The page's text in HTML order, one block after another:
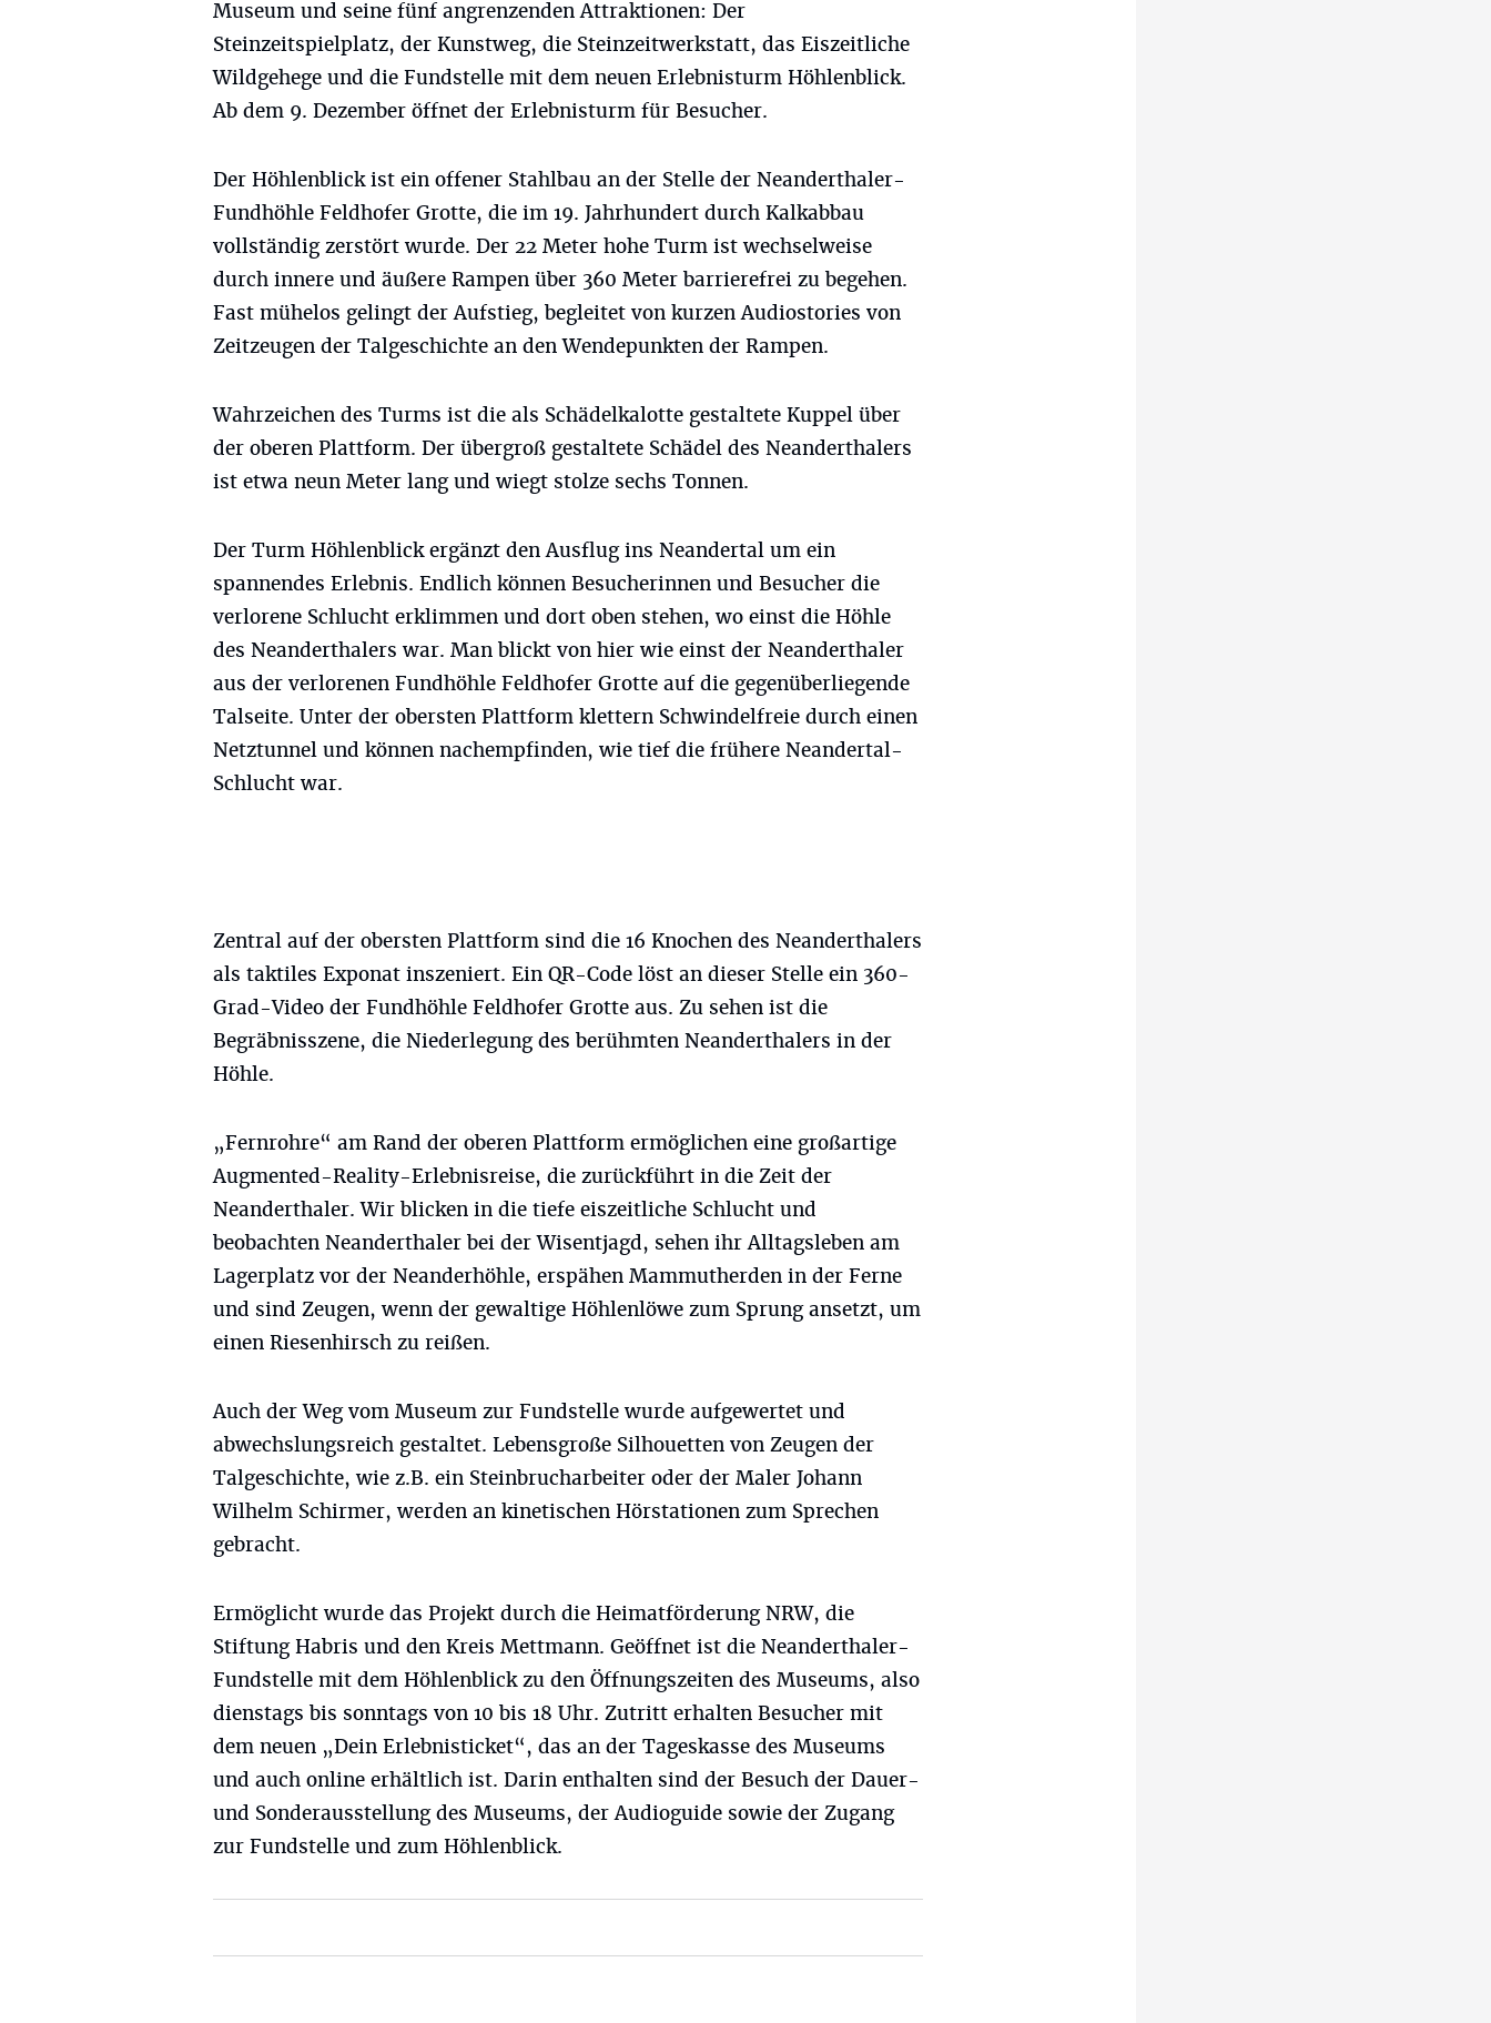
Museum und seine fünf angrenzenden Attraktionen: Der
Steinzeitspielplatz, der Kunstweg, die Steinzeitwerkstatt, das Eiszeitliche
Wildgehege und die Fundstelle mit dem neuen Erlebnisturm Höhlenblick.
Ab dem 9. Dezember öffnet der Erlebnisturm für Besucher.
Der Höhlenblick ist ein offener Stahlbau an der Stelle der Neanderthaler-
Fundhöhle Feldhofer Grotte, die im 19. Jahrhundert durch Kalkabbau
vollständig zerstört wurde. Der 22 Meter hohe Turm ist wechselweise
durch innere und äußere Rampen über 360 Meter barrierefrei zu begehen.
Fast mühelos gelingt der Aufstieg, begleitet von kurzen Audiostories von
Zeitzeugen der Talgeschichte an den Wendepunkten der Rampen.
Wahrzeichen des Turms ist die als Schädelkalotte gestaltete Kuppel über
der oberen Plattform. Der übergroß gestaltete Schädel des Neanderthalers
ist etwa neun Meter lang und wiegt stolze sechs Tonnen.
Der Turm Höhlenblick ergänzt den Ausflug ins Neandertal um ein
spannendes Erlebnis. Endlich können Besucherinnen und Besucher die
verlorene Schlucht erklimmen und dort oben stehen, wo einst die Höhle
des Neanderthalers war. Man blickt von hier wie einst der Neanderthaler
aus der verlorenen Fundhöhle Feldhofer Grotte auf die gegenüberliegende
Talseite. Unter der obersten Plattform klettern Schwindelfreie durch einen
Netztunnel und können nachempfinden, wie tief die frühere Neandertal-
Schlucht war.
Zentral auf der obersten Plattform sind die 16 Knochen des Neanderthalers
als taktiles Exponat inszeniert. Ein QR-Code löst an dieser Stelle ein 360-
Grad-Video der Fundhöhle Feldhofer Grotte aus. Zu sehen ist die
Begräbnisszene, die Niederlegung des berühmten Neanderthalers in der
Höhle.
„Fernrohre“ am Rand der oberen Plattform ermöglichen eine großartige
Augmented-Reality-Erlebnisreise, die zurückführt in die Zeit der
Neanderthaler. Wir blicken in die tiefe eiszeitliche Schlucht und
beobachten Neanderthaler bei der Wisentjagd, sehen ihr Alltagsleben am
Lagerplatz vor der Neanderhöhle, erspähen Mammutherden in der Ferne
und sind Zeugen, wenn der gewaltige Höhlenlöwe zum Sprung ansetzt, um
einen Riesenhirsch zu reißen.
Auch der Weg vom Museum zur Fundstelle wurde aufgewertet und
abwechslungsreich gestaltet. Lebensgroße Silhouetten von Zeugen der
Talgeschichte, wie z.B. ein Steinbrucharbeiter oder der Maler Johann
Wilhelm Schirmer, werden an kinetischen Hörstationen zum Sprechen
gebracht.
Ermöglicht wurde das Projekt durch die Heimatförderung NRW, die
Stiftung Habris und den Kreis Mettmann. Geöffnet ist die Neanderthaler-
Fundstelle mit dem Höhlenblick zu den Öffnungszeiten des Museums, also
dienstags bis sonntags von 10 bis 18 Uhr. Zutritt erhalten Besucher mit
dem neuen „Dein Erlebnisticket“, das an der Tageskasse des Museums
und auch online erhältlich ist. Darin enthalten sind der Besuch der Dauer-
und Sonderausstellung des Museums, der Audioguide sowie der Zugang
zur Fundstelle und zum Höhlenblick.